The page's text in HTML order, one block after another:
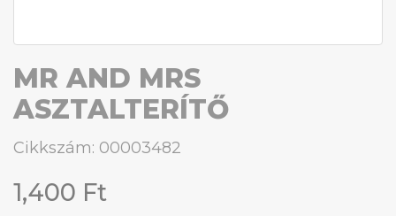
MR AND MRS
ASZTALTERÍTŐ
Cikkszám: 00003482
1,400 Ft